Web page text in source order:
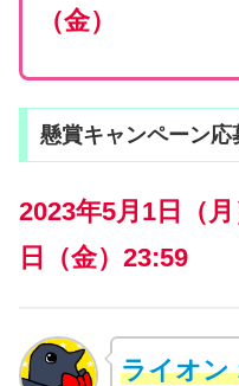
（金）
懸賞キャンペーン応
2023年5月1日（
日（金）23:59
ライオン